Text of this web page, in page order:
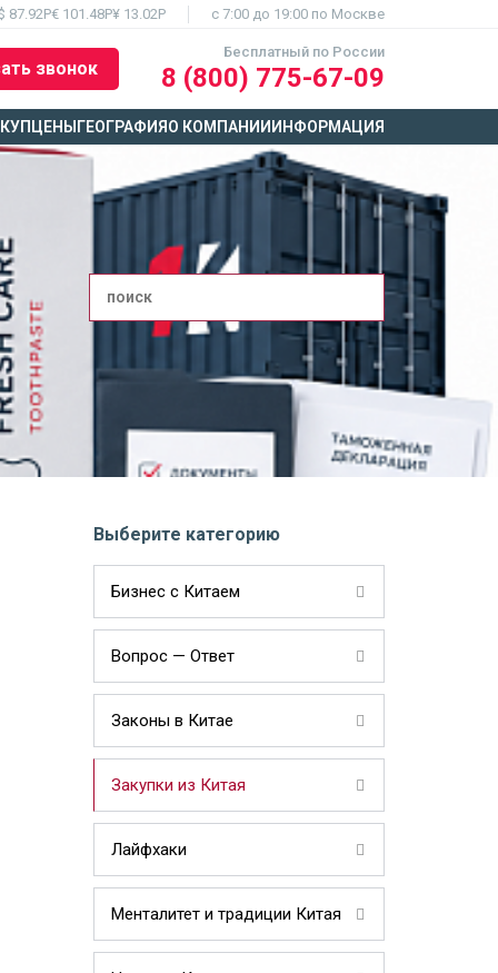
87.92Р€ 101.48Р¥ 13.02Р c 7:00 до 19:00 по Москве
звонок
Бесплатный по России
8 (800) 775-67-09
ЦЕНЫ ГЕОГРАФИЯО КОМПАНИИ ИНФОРМАЦИЯ
Выберите категорию
Бизнес с Китаем
Вопрос — Ответ
Законы в Китае
Закупки из Китая
Лайфхаки
Менталитет и традиции Китая